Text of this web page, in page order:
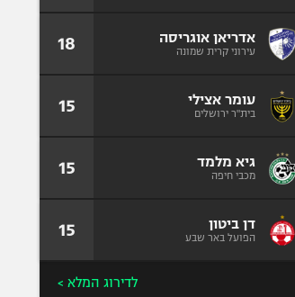
אדריאן אוגריסה
עירוני קרית שמונה 18
עומר אצילי
בית"ר ירושלים 15
גיא מלמד
מכבי חיפה 15
דן ביטון
הפועל באר שבע 15
לדירוג המלא >